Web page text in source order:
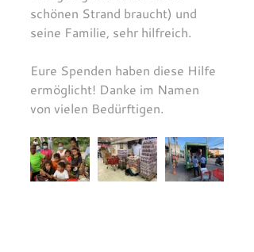
schönen Strand braucht) und
seine Familie, sehr hilfreich.
Eure Spenden haben diese Hilfe
ermöglicht! Danke im Namen
von vielen Bedürftigen.